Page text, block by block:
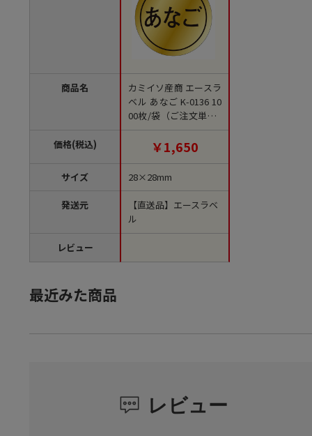
商品名
価格(税込)
サイズ
発送元
レビュー
カミイソ産商 エースラ
ベル あなご K-0136 10
00枚/袋（ご注文単位1
袋）【直送品】
￥1,650
28×28mm
【直送品】エースラベ
ル
最近みた商品
レビュー